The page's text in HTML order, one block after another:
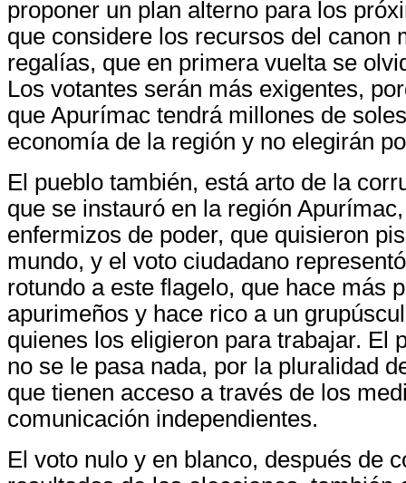
proponer un plan alterno para los
que considere los recursos del canon
regalías, que en primera vuelta se
Los votantes serán más exigentes,
que Apurímac tendrá millones de
economía de la región y no elegirán
El pueblo también, está arto de la
que se instauró en la región
enfermizos de poder, que quisieron
mundo, y el voto ciudadano
rotundo a este flagelo, que hace más
apurimeños y hace rico a un
quienes los eligieron para trabajar. El
no se le pasa nada, por la pluralidad
que tienen acceso a través de los
comunicación independientes.
El voto nulo y en blanco, después de